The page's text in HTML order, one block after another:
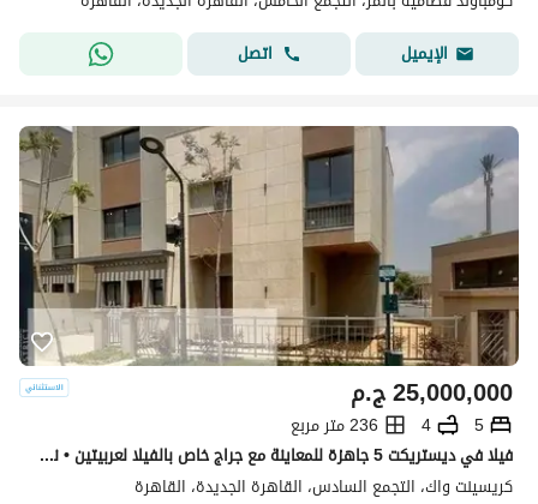
الإيميل
اتصل
ج.م25,000,000
5
4
236 متر مربع
فيلا في ديستريكت 5 جاهزة للمعاينة مع جراج خاص بالفيلا لعربيتين • نوع الوحدة: فيلا • المساحة: 236 م² • الموقع: كمباوند ديستريكت 5 – القاهرة الجديدة • الحالة: جاهزة للمعاينة مميزات المشروع: موقع متميز في قلب القاهرة الجديدة تصميمات عصرية وتشطيبات فاخرة
كريسينت واك، التجمع السادس، القاهرة الجديدة، القاهرة